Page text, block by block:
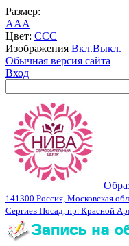
Размер:
AAA
Цвет: CCC
Изображения Вкл.Выкл.
Обычная версия сайта
Вход
141300 Россия, Московская
Сергиев Посад, пр. Красной